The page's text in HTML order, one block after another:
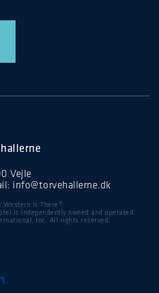
Vejle
info@torvehallerne.dk
Western Is There®
is independently owned and operated.
Inc. All rights reserved.